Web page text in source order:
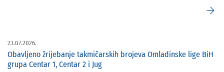
arrow_forward
23.07.2026.
Obavljeno žrijebanje takmičarskih brojeva Omladinske lige BiH
grupa Centar 1, Centar 2 i Jug